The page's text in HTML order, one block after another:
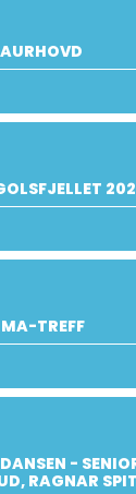
TREFF
-
RAGNAR